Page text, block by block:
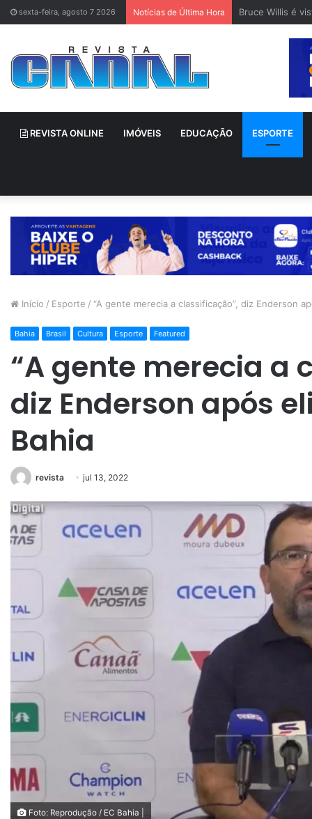
sexta-feira, agosto 7 2026 Notícias de Última Hora Bruce Willis é
REVISTA ONLINE IMÓVEIS EDUCAÇÃO ESPORTE
Início / Esporte / “A gente merecia a classificação”, diz Enderson
Bahia Brasil Cultura Esporte Featured
“A gente merecia a
diz Enderson após
Bahia
revista jul 13, 2022
Foto: Reprodução / EC Bahia |